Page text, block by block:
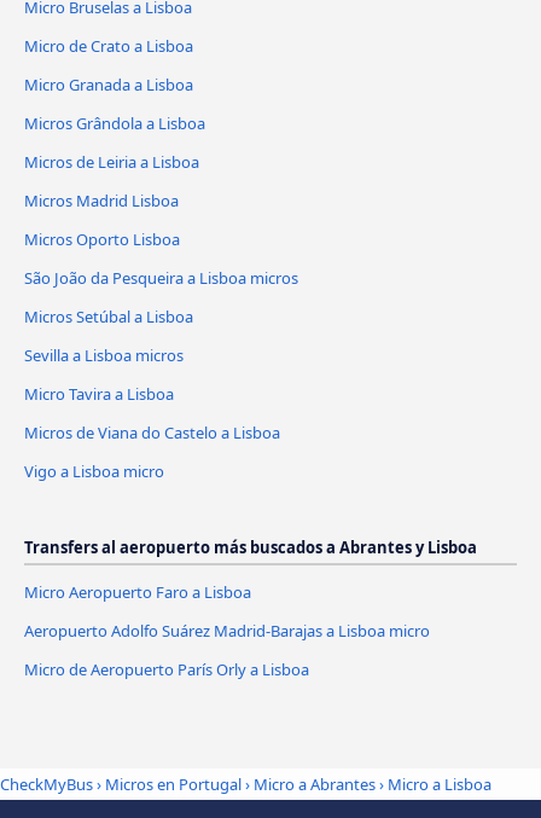
Micro Bruselas a Lisboa
Micro de Crato a Lisboa
Micro Granada a Lisboa
Micros Grândola a Lisboa
Micros de Leiria a Lisboa
Micros Madrid Lisboa
Micros Oporto Lisboa
São João da Pesqueira a Lisboa micros
Micros Setúbal a Lisboa
Sevilla a Lisboa micros
Micro Tavira a Lisboa
Micros de Viana do Castelo a Lisboa
Vigo a Lisboa micro
Transfers al aeropuerto más buscados a Abrantes y Lisboa
Micro Aeropuerto Faro a Lisboa
Aeropuerto Adolfo Suárez Madrid-Barajas a Lisboa micro
Micro de Aeropuerto París Orly a Lisboa
CheckMyBus› Micros en Portugal› Micro a Abrantes› Micro a Lisboa